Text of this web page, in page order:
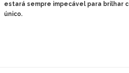
estará sempre impecável para brilhar
único.